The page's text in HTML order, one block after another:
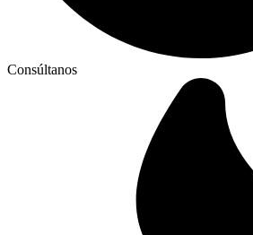
Consúltanos